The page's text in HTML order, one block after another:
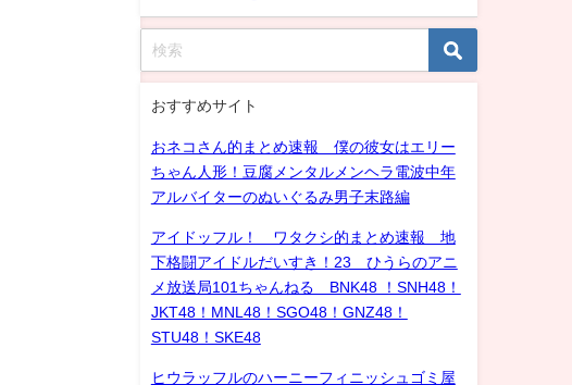
おすすめサイト
おネコさん的まとめ速報 僕の彼女はエリー
ちゃん人形！豆腐メンタルメンヘラ電波中年
アルバイターのぬいぐるみ男子末路編
アイドッフル！ ワタクシ的まとめ速報 地
下格闘アイドルだいすき！23 ひうらのアニ
メ放送局101ちゃんねる BNK48 ！SNH48！
JKT48！MNL48！SGO48！GNZ48！
STU48！SKE48
ヒウラッフルのハーニーフィニッシュゴミ屋